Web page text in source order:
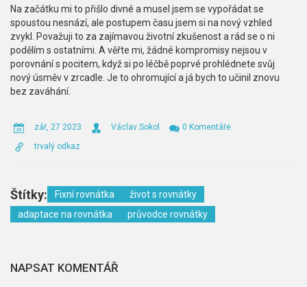
Na začátku mi to přišlo divné a musel jsem se vypořádat se
spoustou nesnází, ale postupem času jsem si na nový vzhled
zvykl. Považuji to za zajímavou životní zkušenost a rád se o ni
podělím s ostatními. A věřte mi, žádné kompromisy nejsou v
porovnání s pocitem, když si po léčbě poprvé prohlédnete svůj
nový úsměv v zrcadle. Je to ohromující a já bych to učinil znovu
bez zaváhání.
zář, 27 2023 Václav Sokol
0 Komentáře
trvalý odkaz
Štítky: Fixní rovnátka
život s rovnátky
adaptace na rovnátka
průvodce rovnátky
NAPSAT KOMENTÁŘ